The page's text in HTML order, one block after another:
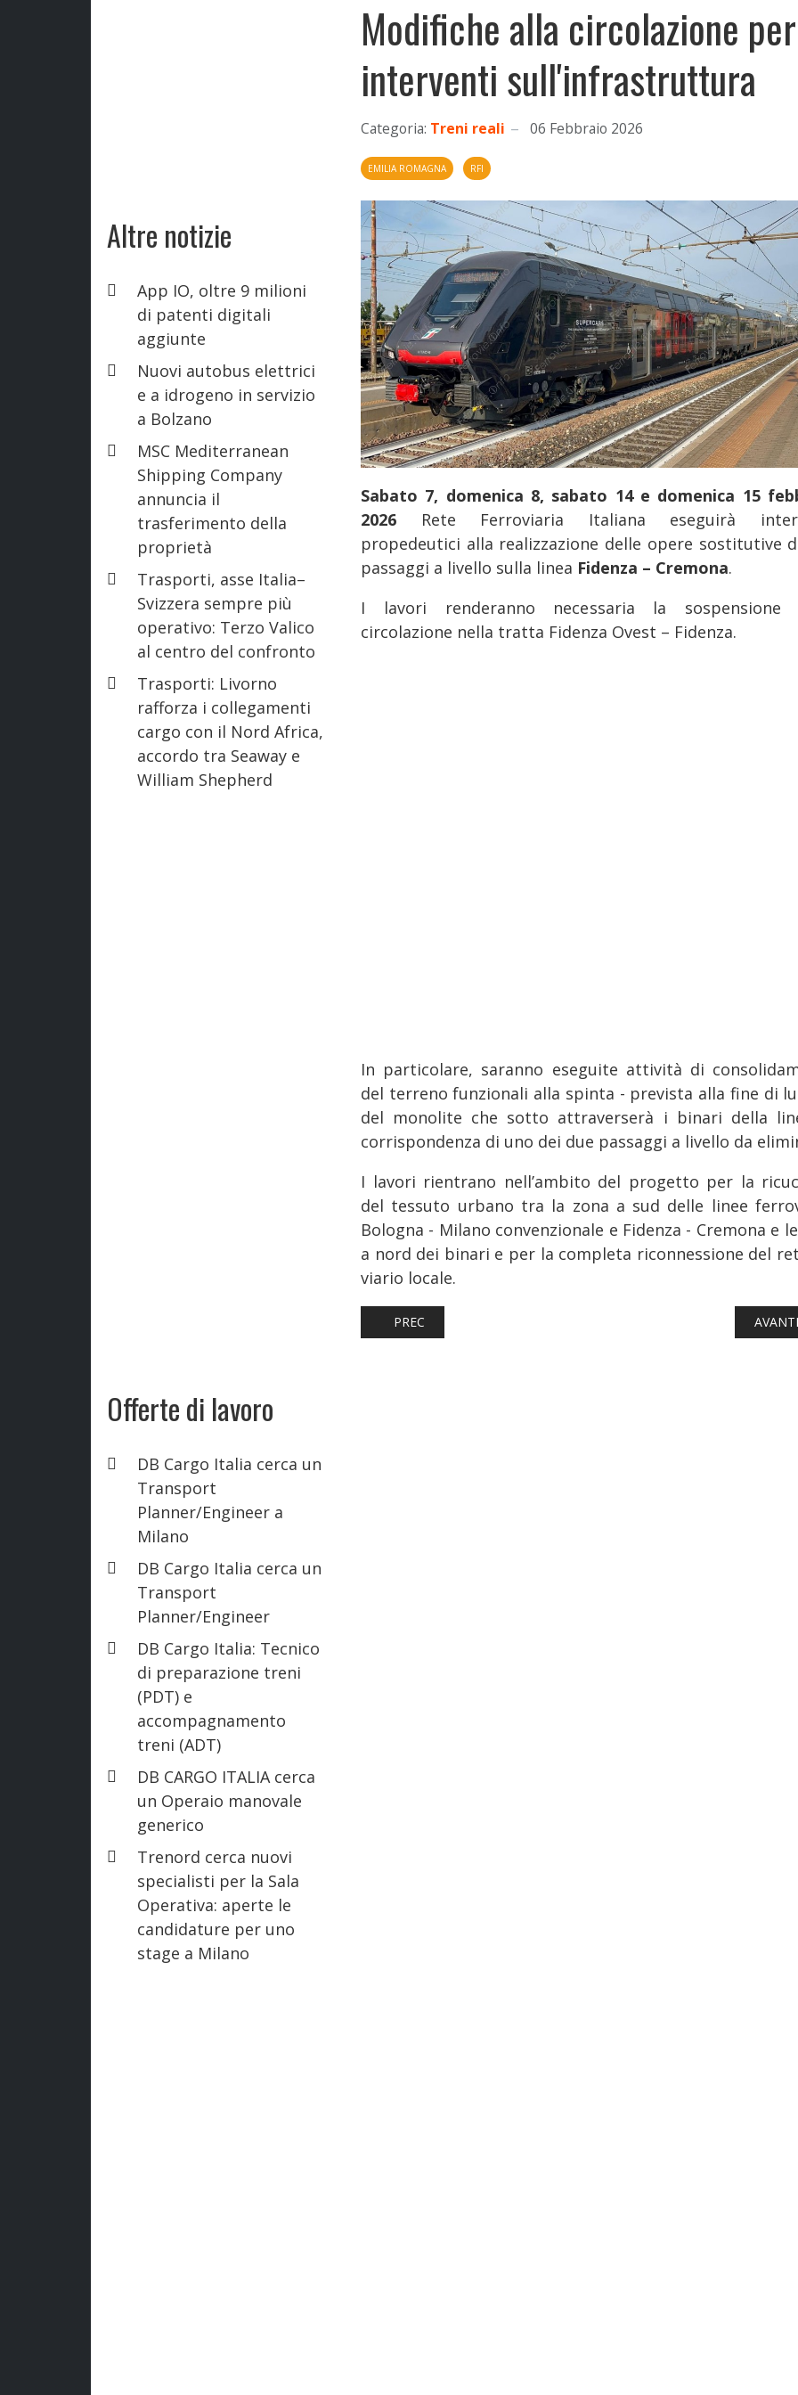
Altre notizie
App IO, oltre 9 milioni
di patenti digitali
aggiunte
Nuovi autobus elettrici
e a idrogeno in servizio
a Bolzano
MSC Mediterranean
Shipping Company
annuncia il
trasferimento della
proprietà
Trasporti, asse Italia–
Svizzera sempre più
operativo: Terzo Valico
al centro del confronto
Trasporti: Livorno
rafforza i collegamenti
cargo con il Nord Africa,
accordo tra Seaway e
William Shepherd
Offerte di lavoro
DB Cargo Italia cerca un
Transport
Planner/Engineer a
Milano
DB Cargo Italia cerca un
Transport
Planner/Engineer
DB Cargo Italia: Tecnico
di preparazione treni
(PDT) e
accompagnamento
treni (ADT)
DB CARGO ITALIA cerca
un Operaio manovale
generico
Trenord cerca nuovi
specialisti per la Sala
Operativa: aperte le
candidature per uno
stage a Milano
Modifiche alla circolazione per
interventi sull'infrastruttura
Categoria: Treni reali 06 Febbraio 2026
EMILIA ROMAGNA RFI
Sabato 7, domenica 8, sabato 14 e domenica 15
2026 Rete Ferroviaria Italiana eseguirà
propedeutici alla realizzazione delle opere sostitutive
passaggi a livello sulla linea Fidenza – Cremona.
I lavori renderanno necessaria la sospensione
circolazione nella tratta Fidenza Ovest – Fidenza.
In particolare, saranno eseguite attività di
del terreno funzionali alla spinta - prevista alla fine di
del monolite che sotto attraverserà i binari della
corrispondenza di uno dei due passaggi a livello da
I lavori rientrano nell’ambito del progetto per la
del tessuto urbano tra la zona a sud delle linee
Bologna - Milano convenzionale e Fidenza - Cremona e
a nord dei binari e per la completa riconnessione del
viario locale.
ARTICOLO PRECEDENTE: TORNA L’IPOTESI DELLA
PREC AVANTI